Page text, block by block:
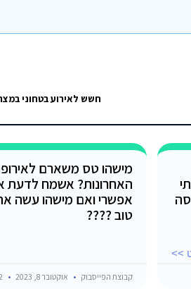
חשש לאירוע בטחוני
>>
האחרונות? אשמח לדעת
אפשרי ואם מישהו עשה
טוב ????
קבוצת הפייסבוק אוקטובר 8, 2023